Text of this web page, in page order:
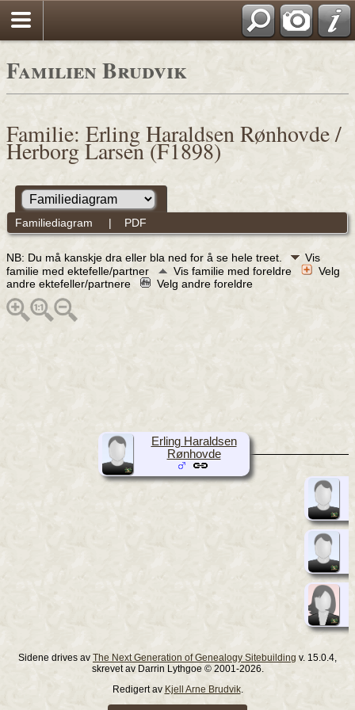
Familien Brudvik
Familie: Erling Haraldsen Rønhovde /
Herborg Larsen (F1898)
Familiediagram | PDF
NB: Du må kanskje dra eller bla ned for å se hele treet.
Vis
familie med ektefelle/partner
Vis familie med foreldre
Velg
andre ektefeller/partnere
Velg andre foreldre
Erling Haraldsen
Rønhovde
Sidene drives av The Next Generation of Genealogy Sitebuilding v. 15.0.4,
skrevet av Darrin Lythgoe © 2001-2026.
Redigert av Kjell Arne Brudvik.